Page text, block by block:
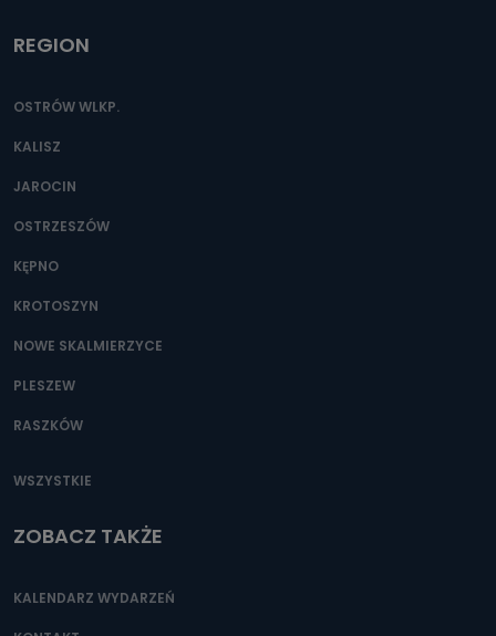
REGION
OSTRÓW WLKP.
KALISZ
JAROCIN
OSTRZESZÓW
KĘPNO
KROTOSZYN
NOWE SKALMIERZYCE
PLESZEW
RASZKÓW
WSZYSTKIE
ZOBACZ TAKŻE
KALENDARZ WYDARZEŃ